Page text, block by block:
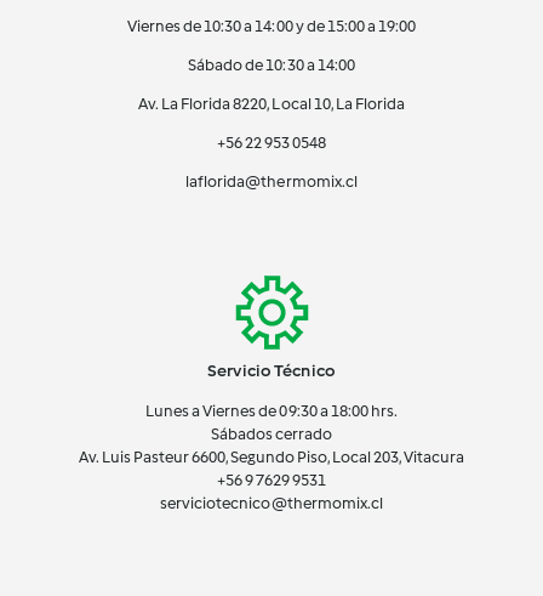
Viernes de 10:30 a 14:00 y de 15:00 a 19:00
Sábado de 10:30 a 14:00
Av. La Florida 8220, Local 10, La Florida
+56 22 953 0548
laflorida@thermomix.cl
Servicio Técnico
Lunes a Viernes de 09:30 a 18:00 hrs.
Sábados cerrado
Av. Luis Pasteur 6600, Segundo Piso, Local 203, Vitacura
+56 9 7629 9531
serviciotecnico@thermomix.cl